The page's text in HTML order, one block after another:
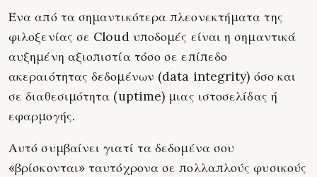
Ένα από τα σημαντικότερα πλεονεκτήματα της
φιλοξενίας σε Cloud υποδομές είναι η σημαντικά
αυξημένη αξιοπιστία τόσο σε επίπεδο
ακεραιότητας δεδομένων (data integrity) όσο και
σε διαθεσιμότητα (uptime) μιας ιστοσελίδας ή
εφαρμογής.
Αυτό συμβαίνει γιατί τα δεδομένα σου
«βρίσκονται» ταυτόχρονα σε πολλαπλούς φυσικούς